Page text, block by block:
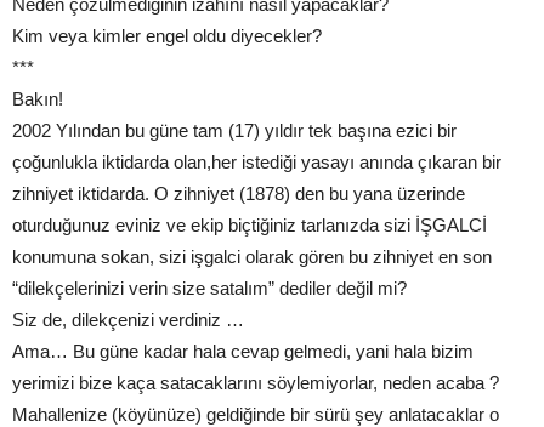
Neden çözülmediğinin izahını nasıl yapacaklar?
Kim veya kimler engel oldu diyecekler?
***
Bakın!
2002 Yılından bu güne tam (17) yıldır tek başına ezici bir
çoğunlukla iktidarda olan,her istediği yasayı anında çıkaran bir
zihniyet iktidarda. O zihniyet (1878) den bu yana üzerinde
oturduğunuz eviniz ve ekip biçtiğiniz tarlanızda sizi İŞGALCİ
konumuna sokan, sizi işgalci olarak gören bu zihniyet en son
“dilekçelerinizi verin size satalım” dediler değil mi?
Siz de, dilekçenizi verdiniz …
Ama… Bu güne kadar hala cevap gelmedi, yani hala bizim
yerimizi bize kaça satacaklarını söylemiyorlar, neden acaba ?
Mahallenize (köyünüze) geldiğinde bir sürü şey anlatacaklar o